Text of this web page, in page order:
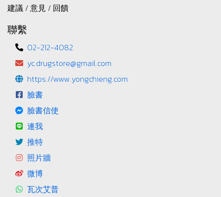
建議 / 意見 / 回饋
聯繫
02-212-4082
yc.drugstore@gmail.com
https://www.yongchieng.com
臉書
臉書信使
連我
推特
照片牆
微博
瓦次艾普